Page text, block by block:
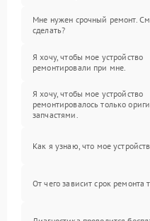
Мне нужен срочный ремонт.
сделать?
Я хочу, чтобы мое устройство
ремонтировали при мне.
Я хочу, чтобы мое устройство
ремонтировалось только
запчастями.
Как я узнаю, что мое
От чего зависит срок ремонта